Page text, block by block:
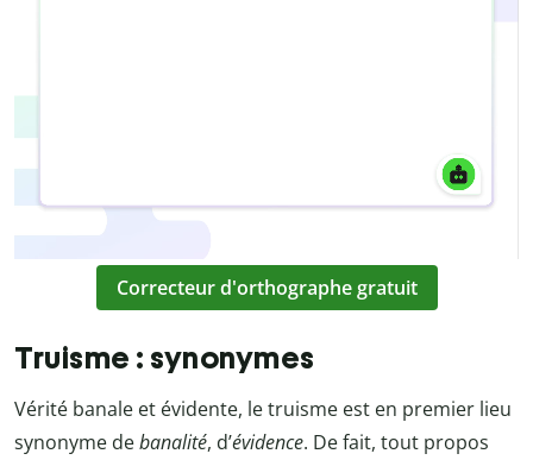
Correcteur d'orthographe gratuit
Truisme : synonymes
Vérité banale et évidente, le truisme est en premier lieu
synonyme debanalité, d’évidence. De fait, tout propos